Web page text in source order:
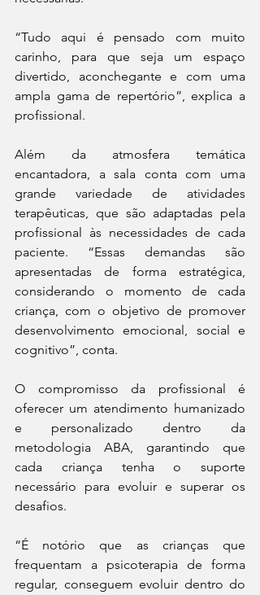
“Tudo aqui é pensado com muito
carinho, para que seja um espaço
divertido, aconchegante e com uma
ampla gama de repertório”, explica a
profissional.
Além da atmosfera temática
encantadora, a sala conta com uma
grande variedade de atividades
terapêuticas, que são adaptadas pela
profissional às necessidades de cada
paciente. “Essas demandas são
apresentadas de forma estratégica,
considerando o momento de cada
criança, com o objetivo de promover
desenvolvimento emocional, social e
cognitivo”, conta.
O compromisso da profissional é
oferecer um atendimento humanizado
e personalizado dentro da
metodologia ABA, garantindo que
cada criança tenha o suporte
necessário para evoluir e superar os
desafios.
“É notório que as crianças que
frequentam a psicoterapia de forma
regular, conseguem evoluir dentro do